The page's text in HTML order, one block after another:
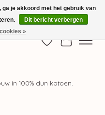
Verlanglijst
in 100% dun katoen.
ga je akkoord met het gebruik van
Dit bericht verbergen
»